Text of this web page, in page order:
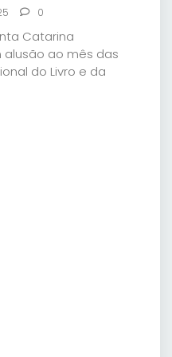
0
Catarina
ao mês das
do Livro e da